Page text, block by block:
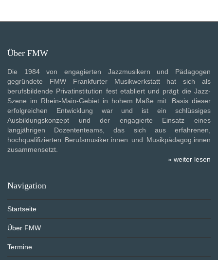
Über FMW
Die 1984 von engagierten Jazzmusikern und Pädagogen
gegründete FMW Frankfurter Musikwerkstatt hat sich als
berufsbildende Privatinstitution fest etabliert und prägt die Jazz-
Szene im Rhein-Main-Gebiet in hohem Maße mit. Basis dieser
erfolgreichen Entwicklung war und ist ein schlüssiges
Ausbildungskonzept und der engagierte Einsatz eines
langjährigen Dozententeams, das sich aus erfahrenen,
hochqualifizierten Berufsmusiker:innen und Musikpädagog:innen
zusammensetzt.
» weiter lesen
Navigation
Startseite
Über FMW
Termine